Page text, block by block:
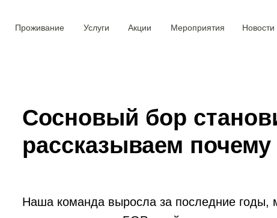
Проживание Мероприятия Новости
Акции
Услуги
Сосновый бор
рассказываем почему
Наша команда выросла за последние годы,